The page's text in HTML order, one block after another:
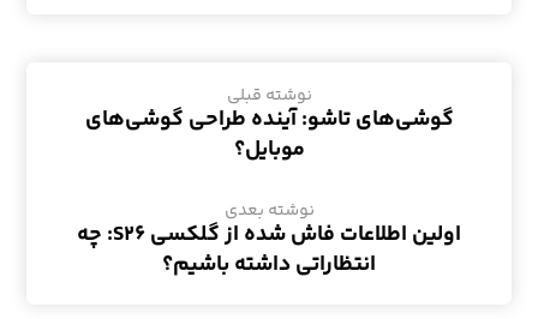
نوشته قبلی
گوشی‌های تاشو: آینده طراحی گوشی‌های
موبایل؟
نوشته بعدی
اولین اطلاعات فاش شده از گلکسی S۲۶: چه
انتظاراتی داشته باشیم؟